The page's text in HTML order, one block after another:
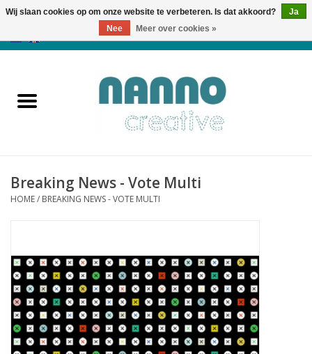
Producten
Nieuws
Koopjeshoek
Laatste Kans
Cadeaubonnen
Breaking News - Vote Multi
HOME/ BREAKING NEWS - VOTE MULTI
Wij slaan cookies op om onze website te verbeteren. Is dat akkoord?
Ja
Nee
Meer over cookies »